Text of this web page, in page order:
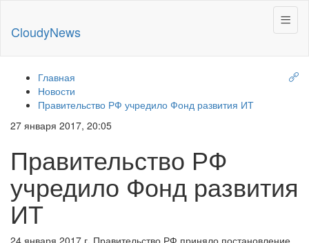
Меню
CloudyNews
Главная
Новости
Правительство РФ учредило Фонд развития ИТ
27 января 2017, 20:05
Правительство РФ
учредило Фонд развития
ИТ
24 января 2017 г. Правительство РФ приняло постановление